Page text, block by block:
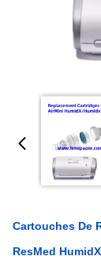
Cartouches De
ResMed